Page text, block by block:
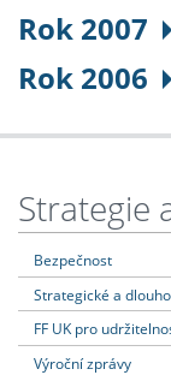
Rok 2007
Rok 2006
Strategie
Bezpečnost
Strategické a
FF UK pro
Výroční zprávy